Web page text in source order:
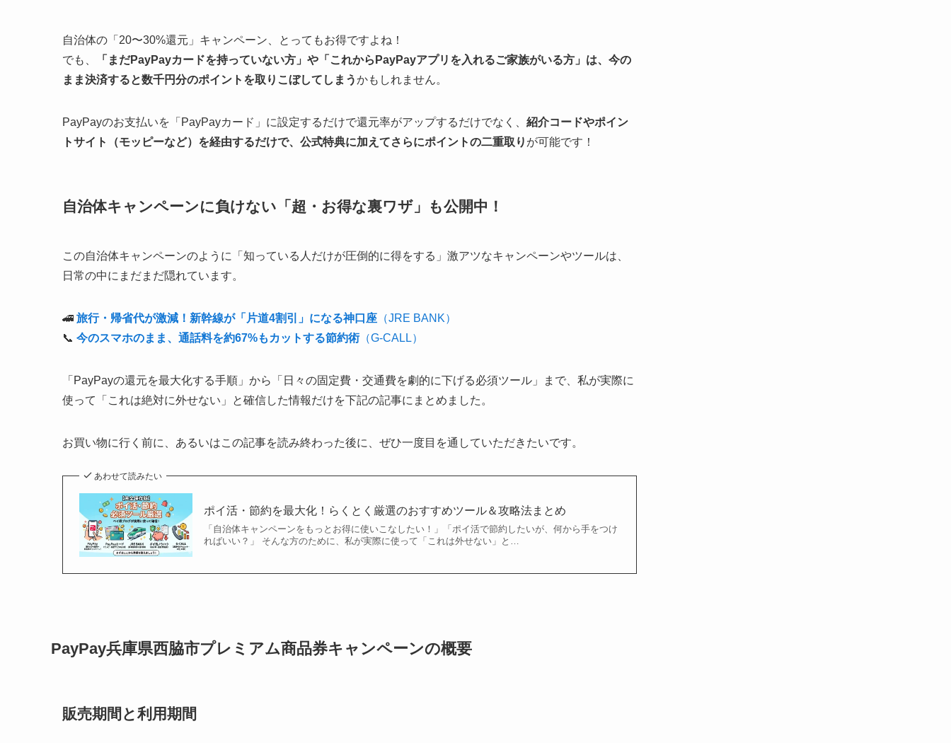
自治体の「20〜30%還元」キャンペーン、とってもお得ですよね！
でも、
「まだPayPayカードを持っていない方」や「これからPayPayアプリを入れるご家族がいる方」は、今の
まま決済すると数千円分のポイントを取りこぼしてしまうかもしれません。
PayPayのお支払いを「PayPayカード」に設定するだけで還元率がアップするだけでなく、 紹介コードやポイン
トサイト（モッピーなど）を経由するだけで、公式特典に加えてさらにポイントの二重取り が可能です！
自治体キャンペーンに負けない「超・お得な裏ワザ」も公開中！
この自治体キャンペーンのように「知っている人だけが圧倒的に得をする」激アツなキャンペーンやツールは、
日常の中にまだまだ隠れています。
🚄 旅行・帰省代が激減！新幹線が「片道4割引」になる神口座 （JRE BANK）
📞 今のスマホのまま、通話料を約67%もカットする節約術 （G-CALL）
「PayPayの還元を最大化する手順」から「日々の固定費・交通費を劇的に下げる必須ツール」まで、私が実際に
使って「これは絶対に外せない」と確信した情報だけを下記の記事にまとめました。
お買い物に行く前に、あるいはこの記事を読み終わった後に、ぜひ一度目を通していただきたいです。
あわせて読みたい
ポイ活・節約を最大化！らくとく厳選のおすすめツール＆攻略法まとめ
「自治体キャンペーンをもっとお得に使いこなしたい！」「ポイ活で節約したいが、何から手をつけ
ればいい？」 そんな方のために、私が実際に使って「これは外せない」と…
PayPay兵庫県西脇市プレミアム商品券キャンペーンの概要
販売期間と利用期間